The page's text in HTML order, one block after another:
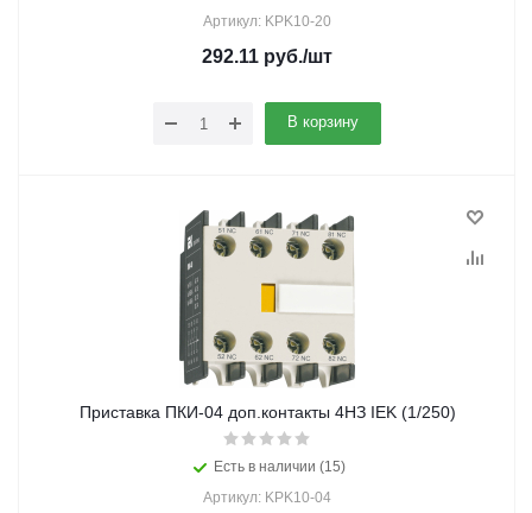
Артикул: KPK10-20
292.11 руб./шт
В корзину
Приставка ПКИ-04 доп.контакты 4НЗ IEK (1/250)
Есть в наличии (15)
Артикул: KPK10-04